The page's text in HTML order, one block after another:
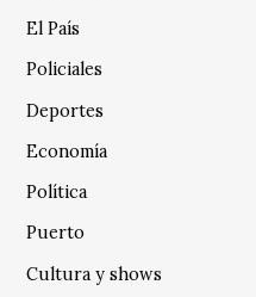
El País
Policiales
Deportes
Economía
Política
Puerto
Cultura y shows